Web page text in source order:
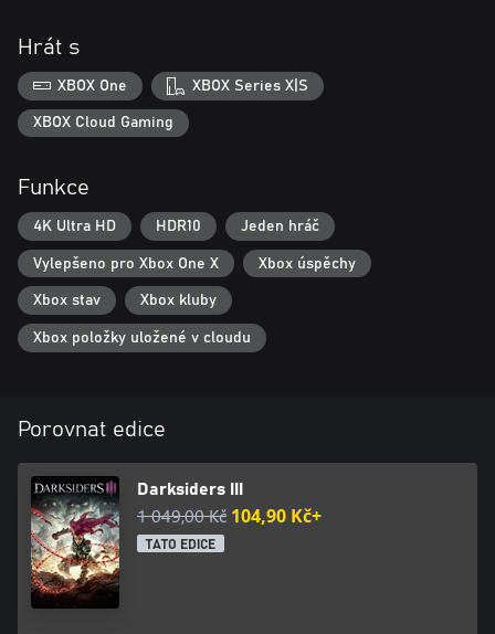
Hrát s
XBOX One XBOX Series X|S
XBOX Cloud Gaming
Funkce
4K Ultra HD HDR10 Jeden hráč
Vylepšeno pro Xbox One X Xbox úspěchy
Xbox stav Xbox kluby
Xbox položky uložené v cloudu
Porovnat edice
Darksiders III
1 049,00 Kč 104,90 Kč+
TATO EDICE